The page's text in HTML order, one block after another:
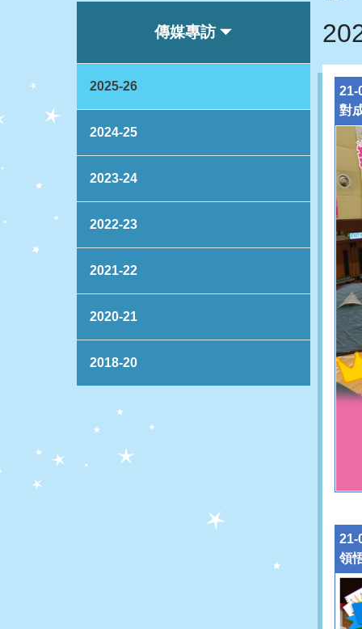
傳媒專訪
2025-26
2024-25
2023-24
2022-23
2021-22
2020-21
2018-20
21-
對
21-
領